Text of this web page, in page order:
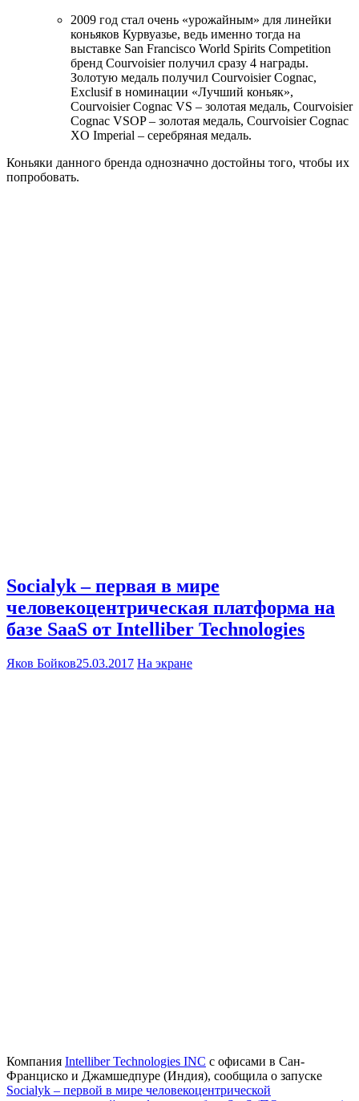
2009 год стал очень «урожайным» для линейки
коньяков Курвуазье, ведь именно тогда на
выставке San Francisco World Spirits Competition
бренд Courvoisier получил сразу 4 награды.
Золотую медаль получил Courvoisier Cognac,
Exclusif в номинации «Лучший коньяк»,
Courvoisier Cognac VS – золотая медаль, Courvoisier
Cognac VSOP – золотая медаль, Courvoisier Cognac
XO Imperial – серебряная медаль.
Коньяки данного бренда однозначно достойны того, чтобы их
попробовать.
Socialyk – первая в мире
человекоцентрическая платформа на
базе SaaS от Intelliber Technologies
Яков Бойков25.03.2017 На экране
Компания Intelliber Technologies INC с офисами в Сан-
Франциско и Джамшедпуре (Индия), сообщила о запуске
Socialyk – первой в мире человекоцентрической